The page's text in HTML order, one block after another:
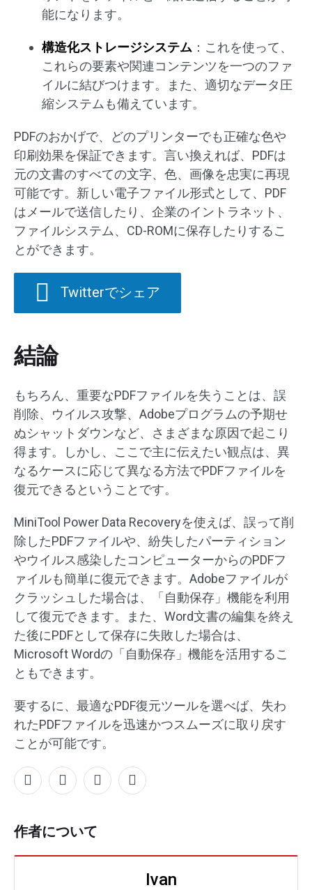
能になります。
構造化ストレージシステム ：これを使って、
これらの要素や関連コンテンツを一つのファ
イルに結びつけます。また、適切なデータ圧
縮システムも備えています。
PDFのおかげで、どのプリンターでも正確な色や
印刷効果を保証できます。言い換えれば、PDFは
元の文書のすべての文字、色、画像を忠実に再現
可能です。新しい電子ファイル形式として、PDF
はメールで送信したり、企業のイントラネット、
ファイルシステム、CD-ROMに保存したりするこ
とができます。
Twitterでシェア
結論
もちろん、重要なPDFファイルを失うことは、誤
削除、ウイルス攻撃、Adobeプログラムの予期せ
ぬシャットダウンなど、さまざまな原因で起こり
得ます。しかし、ここで主に伝えたい観点は、異
なるケースに応じて異なる方法でPDFファイルを
復元できるということです。
MiniTool Power Data Recoveryを使えば、誤って削
除したPDFファイルや、紛失したパーティション
やウイルス感染したコンピューターからのPDFフ
ァイルも簡単に復元できます。Adobeファイルが
クラッシュした場合は、「自動保存」機能を利用
して復元できます。また、Word文書の編集を終え
た後にPDFとして保存に失敗した場合は、
Microsoft Wordの「自動保存」機能を活用するこ
ともできます。
要するに、最適なPDF復元ツールを選べば、失わ
れたPDFファイルを迅速かつスムーズに取り戻す
ことが可能です。
作者について
Ivan